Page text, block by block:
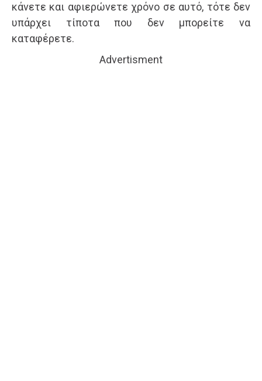
κάνετε και αφιερώνετε χρόνο σε αυτό, τότε δεν
υπάρχει τίποτα που δεν μπορείτε να
καταφέρετε.
Advertisment